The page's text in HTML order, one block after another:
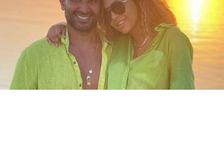
منوعات رياضة
كأس العالم
البرامج